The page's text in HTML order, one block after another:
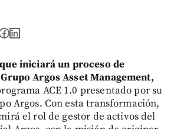
iniciará un proceso de
Argos Asset Management,
ACE 1.0 presentado por su
Argos. Con esta transformación,
el rol de gestor de activos del